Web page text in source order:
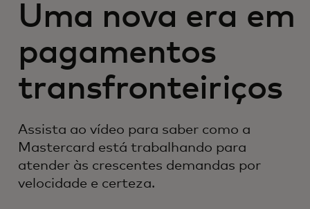
Uma nova era em
pagamentos
transfronteiriços
Assista ao vídeo para saber como a
Mastercard está trabalhando para
atender às crescentes demandas por
velocidade e certeza.